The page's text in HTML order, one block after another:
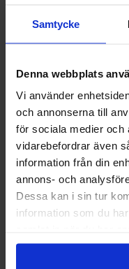
Samtycke
Denna webbplats
Vi använder
och annonserna till
för sociala medier och
vidarebefordrar även
information från din
annons- och
Dessa kan i sin tur
information som du